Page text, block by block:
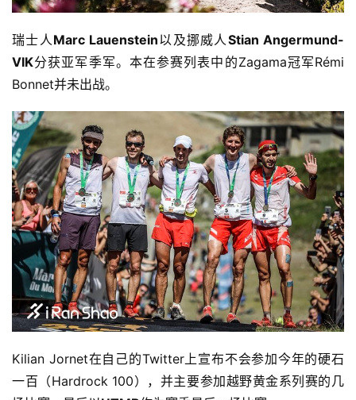
瑞士人 Marc Lauenstein以及挪威人 Stian Angermund-
VIK分获亚军季军。本在参赛列表中的Zagama冠军Rémi
Bonnet并未出战。
Kilian Jornet在自己的Twitter上宣布不会参加今年的硬石
一百（Hardrock 100），并主要参加越野黄金系列赛的几